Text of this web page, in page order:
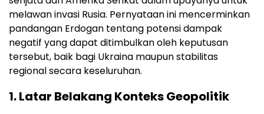
melawan invasi Rusia. Pernyataan ini mencerminkan
pandangan Erdogan tentang potensi dampak
negatif yang dapat ditimbulkan oleh keputusan
tersebut, baik bagi Ukraina maupun stabilitas
regional secara keseluruhan.
1.Latar Belakang Konteks Geopolitik